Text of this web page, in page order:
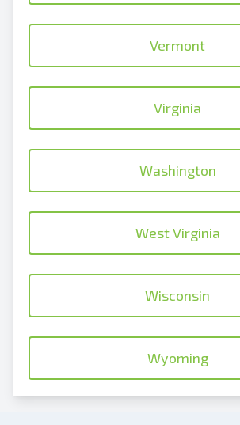
Vermont
Virginia
Washington
West Virginia
Wisconsin
Wyoming